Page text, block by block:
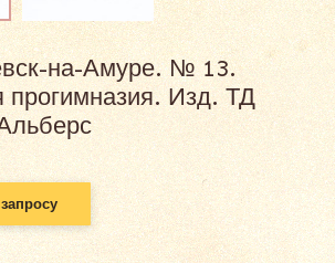
на-Амуре. № 13.
прогимназия. Изд. ТД